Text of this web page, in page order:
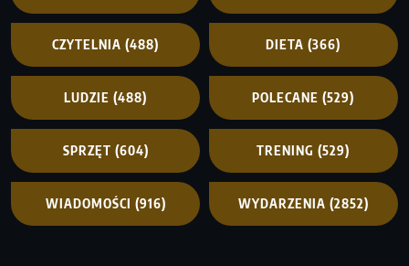
CZYTELNIA (488) DIETA (366)
LUDZIE (488) POLECANE (529)
SPRZĘT (604) TRENING (529)
WIADOMOŚCI (916) WYDARZENIA (2852)